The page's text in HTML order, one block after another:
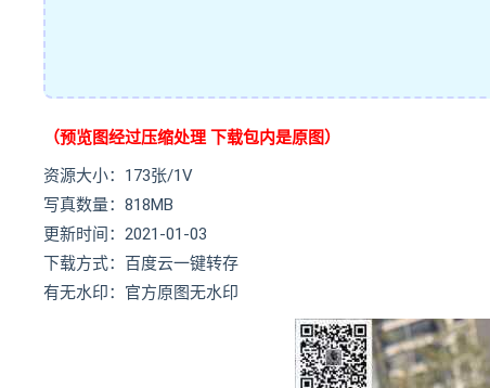
（预览图经过压缩处理 下载包内是原图）
资源大小：173张/1V
写真数量：818MB
更新时间：2021-01-03
下载方式：百度云一键转存
有无水印：官方原图无水印